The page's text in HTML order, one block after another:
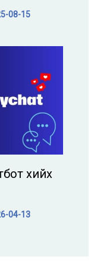
08-15
хийх
04-13